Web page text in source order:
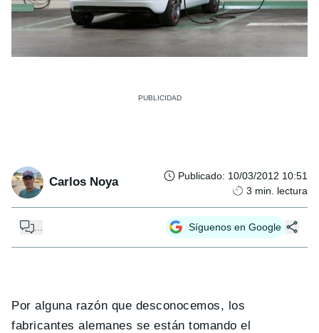
Carlos Noya Publicado: 10/03/2012 10:51
3 min. lectura
Síguenos en Google
Por alguna razón que desconocemos, los
fabricantes alemanes se están tomando el